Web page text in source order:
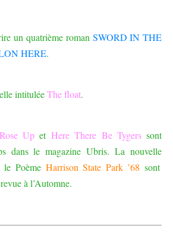
un quatrième roman SWORD IN THE
HERE.
intituléeThe float.
Up et Here There Be Tygerssont
dans le magazine Ubris. La nouvelle
le Poème Harrison State Park ’68 sont
à l’Automne.